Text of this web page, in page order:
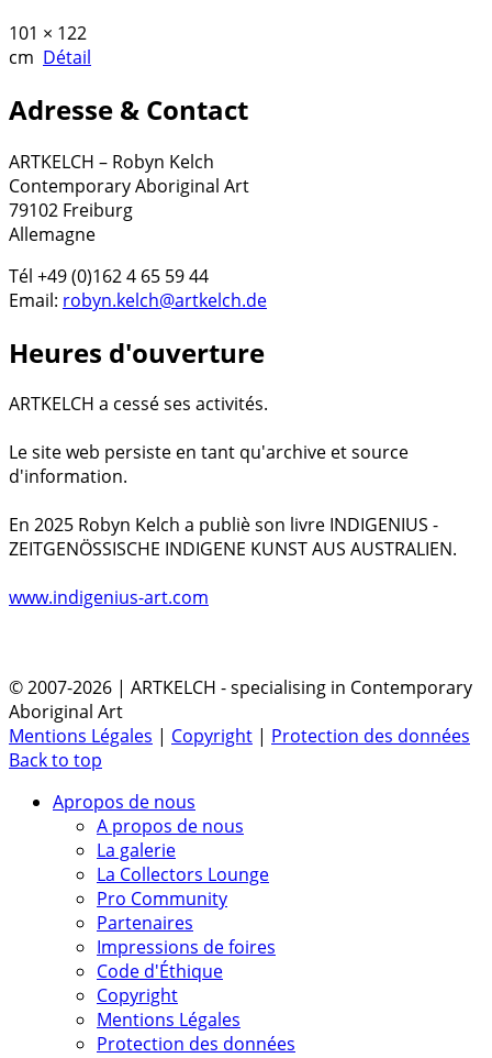
101 × 122
cm Détail
Adresse & Contact
ARTKELCH – Robyn Kelch
Contemporary Aboriginal Art
79102 Freiburg
Allemagne
Tél +49 (0)162 4 65 59 44
Email: robyn.kelch@artkelch.de
Heures d'ouverture
ARTKELCH a cessé ses activités.
Le site web persiste en tant qu'archive et source
d'information.
En 2025 Robyn Kelch a publiè son livre INDIGENIUS -
ZEITGENÖSSISCHE INDIGENE KUNST AUS AUSTRALIEN.
www.indigenius-art.com
© 2007-2026 | ARTKELCH - specialising in Contemporary
Aboriginal Art
Mentions Légales | Copyright | Protection des données
Back to top
Apropos de nous
A propos de nous
La galerie
La Collectors Lounge
Pro Community
Partenaires
Impressions de foires
Code d'Éthique
Copyright
Mentions Légales
Protection des données